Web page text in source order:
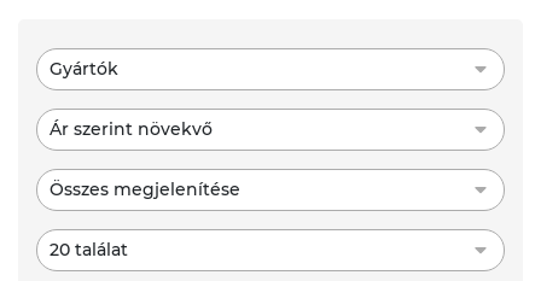
Gyártók
Ár szerint növekvő
Összes megjelenítése
20 találat